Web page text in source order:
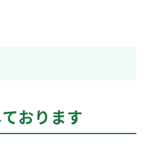
おります